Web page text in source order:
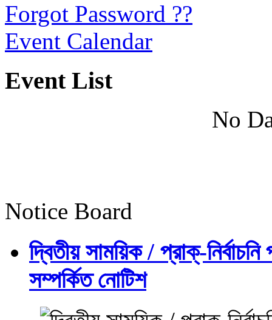
Forgot Password ??
Event Calendar
Event List
No
Notice Board
দ্বিতীয় সাময়িক / প্রাক্-
সম্পর্কিত নোটিশ